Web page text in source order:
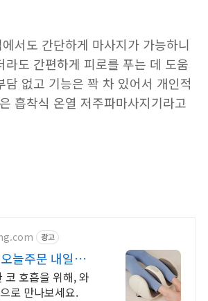
서도 간단하게 마사지가 가능하니
라도 간편하게 피로를 푸는 데 도움
담 없고 기능은 꽉 차 있어서 개인적
흡착식 온열 저주파마사지기라고
광고
늘주문 내일도착
코 호흡을 위해, 와
로 만나보세요.